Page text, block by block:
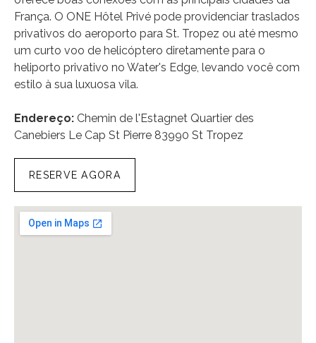
França. O ONE Hôtel Privé pode providenciar traslados
privativos do aeroporto para St. Tropez ou até mesmo
um curto voo de helicóptero diretamente para o
heliporto privativo no Water's Edge, levando você com
estilo à sua luxuosa vila.
Endereço: Chemin de l'Estagnet Quartier des
Canebiers Le Cap St Pierre 83990 St Tropez
RESERVE AGORA